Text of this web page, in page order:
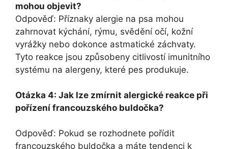
mohou objevit?
Odpověď: Příznaky alergie na psa mohou
zahrnovat kýchání, ‌rýmu, svědění očí, ⁢kožní
vyrážky nebo dokonce ​astmatické záchvaty.
Tyto reakce ​jsou způsobeny citlivostí imunitního
systému na alergeny,⁢ které ‍pes ⁢produkuje.
Otázka 4: Jak lze zmírnit‍ alergické reakce při
pořízení francouzského buldočka?
Odpověď: Pokud se rozhodnete⁤ pořídit
francouzského buldočka a máte tendenci k